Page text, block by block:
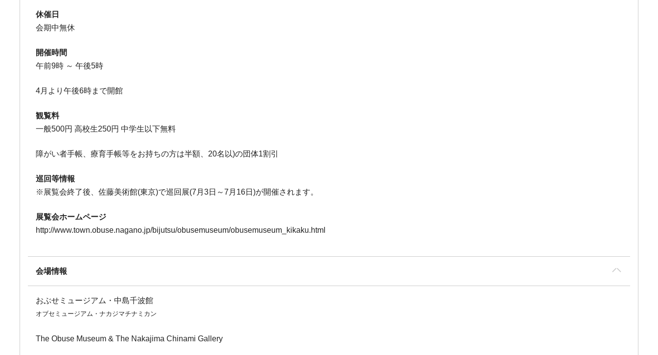
休催日
会期中無休
開催時間
午前9時 ～ 午後5時
4月より午後6時まで開館
観覧料
一般500円 高校生250円 中学生以下無料
障がい者手帳、療育手帳等をお持ちの方は半額、20名以)の団体1割引
巡回等情報
※展覧会終了後、佐藤美術館(東京)で巡回展(7月3日～7月16日)が開催されます。
展覧会ホームページ
http://www.town.obuse.nagano.jp/bijutsu/obusemuseum/obusemuseum_kikaku.html
会場情報
おぶせミュージアム・中島千波館
オブセミュージアム・ナカジマチナミカン
The Obuse Museum & The Nakajima Chinami Gallery